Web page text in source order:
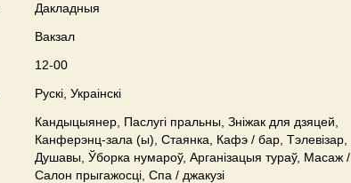
Дакладныя
Вакзал
12-00
Рускі, Украінскі
Кандыцыянер, Паслугі пральны, Зніжак для дзяцей,
Канферэнц-зала (ы), Стаянка, Кафэ / бар, Тэлевізар,
Душавы, Ўборка нумароў, Арганізацыя тураў, Масаж /
Салон прыгажосці, Спа / джакузі